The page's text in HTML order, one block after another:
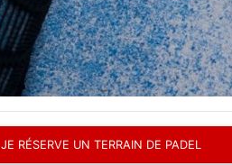
JE RÉSERVE UN TERRAIN DE PADEL